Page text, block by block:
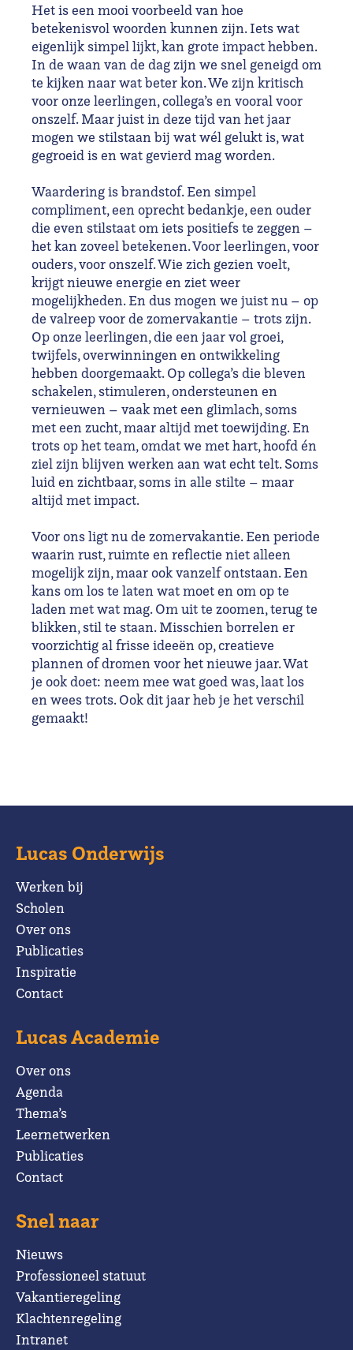
Het is een mooi voorbeeld van hoe
betekenisvol woorden kunnen zijn. Iets wat
eigenlijk simpel lijkt, kan grote impact hebben.
In de waan van de dag zijn we snel geneigd om
te kijken naar wat beter kon. We zijn kritisch
voor onze leerlingen, collega’s en vooral voor
onszelf. Maar juist in deze tijd van het jaar
mogen we stilstaan bij wat wél gelukt is, wat
gegroeid is en wat gevierd mag worden.
Waardering is brandstof. Een simpel
compliment, een oprecht bedankje, een ouder
die even stilstaat om iets positiefs te zeggen –
het kan zoveel betekenen. Voor leerlingen, voor
ouders, voor onszelf. Wie zich gezien voelt,
krijgt nieuwe energie en ziet weer
mogelijkheden. En dus mogen we juist nu – op
de valreep voor de zomervakantie – trots zijn.
Op onze leerlingen, die een jaar vol groei,
twijfels, overwinningen en ontwikkeling
hebben doorgemaakt. Op collega’s die bleven
schakelen, stimuleren, ondersteunen en
vernieuwen – vaak met een glimlach, soms
met een zucht, maar altijd met toewijding. En
trots op het team, omdat we met hart, hoofd én
ziel zijn blijven werken aan wat echt telt. Soms
luid en zichtbaar, soms in alle stilte – maar
altijd met impact.
Voor ons ligt nu de zomervakantie. Een periode
waarin rust, ruimte en reflectie niet alleen
mogelijk zijn, maar ook vanzelf ontstaan. Een
kans om los te laten wat moet en om op te
laden met wat mag. Om uit te zoomen, terug te
blikken, stil te staan. Misschien borrelen er
voorzichtig al frisse ideeën op, creatieve
plannen of dromen voor het nieuwe jaar. Wat
je ook doet: neem mee wat goed was, laat los
en wees trots. Ook dit jaar heb je het verschil
gemaakt!
Lucas Onderwijs
Werken bij
Scholen
Over ons
Publicaties
Inspiratie
Contact
Lucas Academie
Over ons
Agenda
Thema’s
Leernetwerken
Publicaties
Contact
Snel naar
Nieuws
Professioneel statuut
Vakantieregeling
Klachtenregeling
Intranet